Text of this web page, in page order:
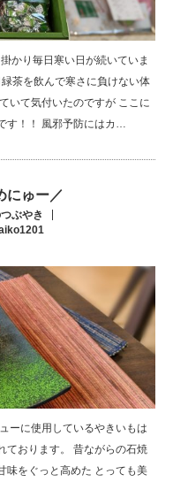
かり毎日寒い日が続いていま
茶を飲んで寒さに負けない体
いて気付いたのですが ここに
す！！ 風邪予防にはカ…
にゅー／
ぶやき
ーに使用しているやきいもは
ております。 昔ながらの石焼
味をぐっと高めた とっても美